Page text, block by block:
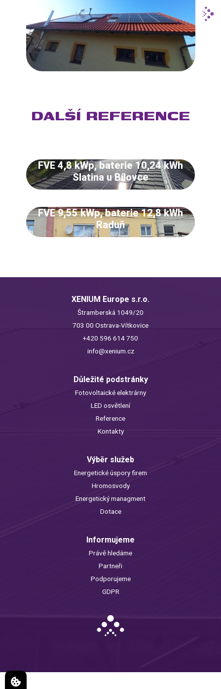
DALŠÍ REFERENCE
FVE 4,8 kWp, baterie 10,24 kWh
Slatina u Bílovce
FVE 9,55 kWp, baterie 12,8 kWh
Raduň
XENIUM Europe s.r.o.
Štramberská 1049/20
703 00 Ostrava-Vítkovice
+420 596 614 750
info@xenium.cz
Důležité podstránky
Fotovoltaické elektrárny
LED osvětlení
Reference
Kontakty
Výběr služeb
Energetické úspory firem
Hromosvody
Energetický managment
Dotace
Informujeme
Právě hledáme
Partneři
Podporujeme
GDPR